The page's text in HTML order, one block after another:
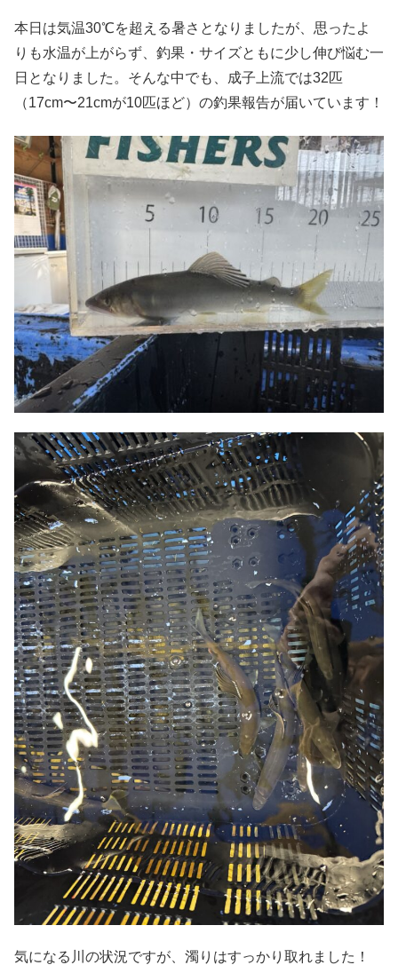
本日は気温30℃を超える暑さとなりましたが、思ったよ
りも水温が上がらず、釣果・サイズともに少し伸び悩む一
日となりました。そんな中でも、成子上流では32匹
（17cm〜21cmが10匹ほど）の釣果報告が届いています！
気になる川の状況ですが、濁りはすっかり取れました！